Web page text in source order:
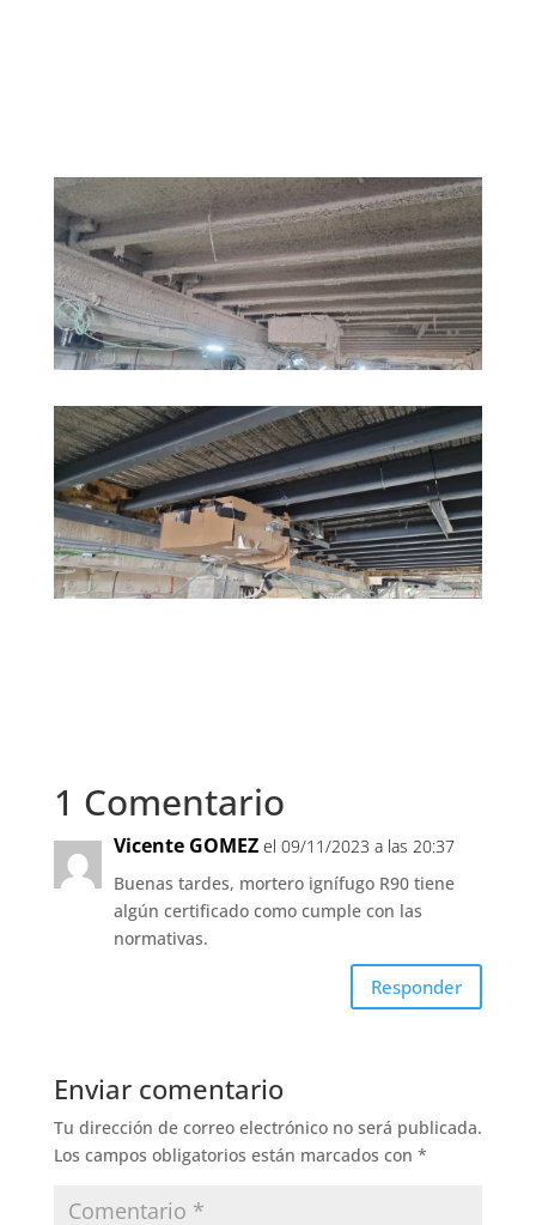
1 Comentario
Vicente GOMEZ el 09/11/2023 a las 20:37
Buenas tardes, mortero ignífugo R90 tiene
algún certificado como cumple con las
normativas.
Responder
Enviar comentario
Tu dirección de correo electrónico no será publicada.
Los campos obligatorios están marcados con *